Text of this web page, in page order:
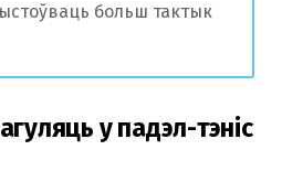
больш тактык
у падэл-тэніс